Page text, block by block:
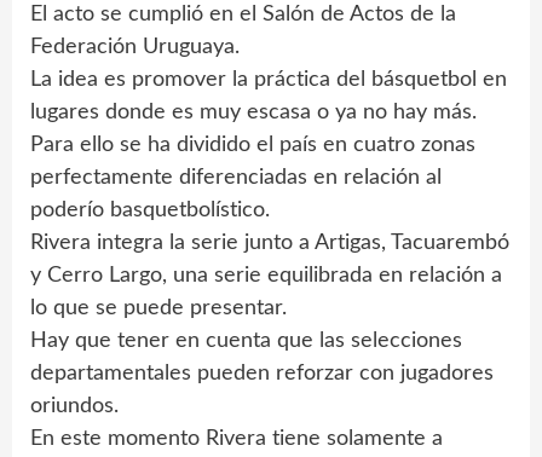
El acto se cumplió en el Salón de Actos de la
Federación Uruguaya.
La idea es promover la práctica del básquetbol en
lugares donde es muy escasa o ya no hay más.
Para ello se ha dividido el país en cuatro zonas
perfectamente diferenciadas en relación al
poderío basquetbolístico.
Rivera integra la serie junto a Artigas, Tacuarembó
y Cerro Largo, una serie equilibrada en relación a
lo que se puede presentar.
Hay que tener en cuenta que las selecciones
departamentales pueden reforzar con jugadores
oriundos.
En este momento Rivera tiene solamente a